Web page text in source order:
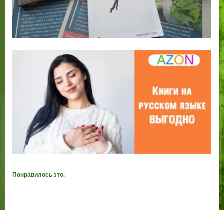
Понравилось это: